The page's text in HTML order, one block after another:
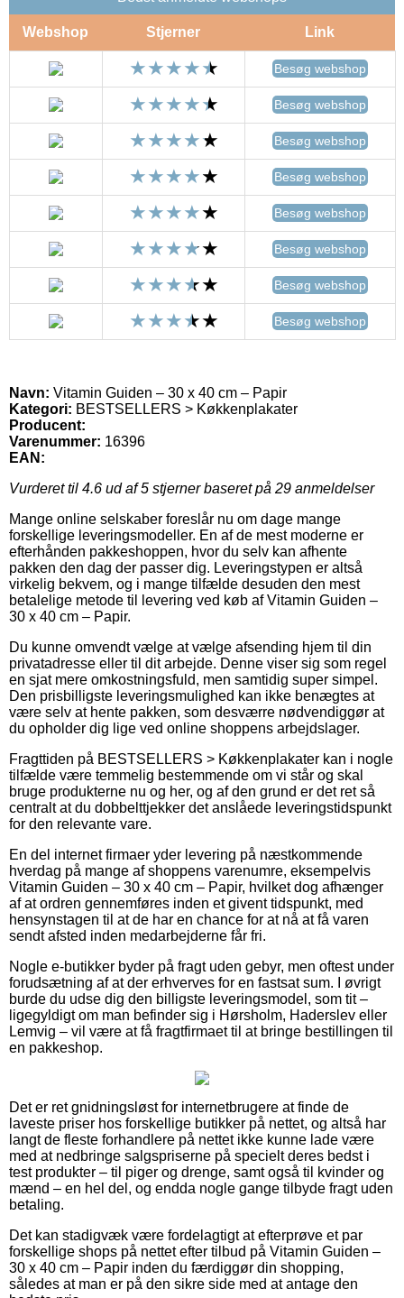
Webshop Stjerner Link
Besøg webshop
Besøg webshop
Besøg webshop
Besøg webshop
Besøg webshop
Besøg webshop
Besøg webshop
Besøg webshop
Navn: Vitamin Guiden – 30 x 40 cm – Papir
Kategori: BESTSELLERS > Køkkenplakater
Producent:
Varenummer: 16396
EAN:
Vurderet til 4.6 ud af 5 stjerner baseret på 29 anmeldelser
Mange online selskaber foreslår nu om dage mange
forskellige leveringsmodeller. En af de mest moderne er
efterhånden pakkeshoppen, hvor du selv kan afhente
pakken den dag der passer dig. Leveringstypen er altså
virkelig bekvem, og i mange tilfælde desuden den mest
betalelige metode til levering ved køb af Vitamin Guiden –
30 x 40 cm – Papir.
Du kunne omvendt vælge at vælge afsending hjem til din
privatadresse eller til dit arbejde. Denne viser sig som regel
en sjat mere omkostningsfuld, men samtidig super simpel.
Den prisbilligste leveringsmulighed kan ikke benægtes at
være selv at hente pakken, som desværre nødvendiggør at
du opholder dig lige ved online shoppens arbejdslager.
Fragttiden på BESTSELLERS > Køkkenplakater kan i nogle
tilfælde være temmelig bestemmende om vi står og skal
bruge produkterne nu og her, og af den grund er det ret så
centralt at du dobbelttjekker det anslåede leveringstidspunkt
for den relevante vare.
En del internet firmaer yder levering på næstkommende
hverdag på mange af shoppens varenumre, eksempelvis
Vitamin Guiden – 30 x 40 cm – Papir, hvilket dog afhænger
af at ordren gennemføres inden et givent tidspunkt, med
hensynstagen til at de har en chance for at nå at få varen
sendt afsted inden medarbejderne får fri.
Nogle e-butikker byder på fragt uden gebyr, men oftest under
forudsætning af at der erhverves for en fastsat sum. I øvrigt
burde du udse dig den billigste leveringsmodel, som tit –
ligegyldigt om man befinder sig i Hørsholm, Haderslev eller
Lemvig – vil være at få fragtfirmaet til at bringe bestillingen til
en pakkeshop.
Det er ret gnidningsløst for internetbrugere at finde de
laveste priser hos forskellige butikker på nettet, og altså har
langt de fleste forhandlere på nettet ikke kunne lade være
med at nedbringe salgspriserne på specielt deres bedst i
test produkter – til piger og drenge, samt også til kvinder og
mænd – en hel del, og endda nogle gange tilbyde fragt uden
betaling.
Det kan stadigvæk være fordelagtigt at efterprøve et par
forskellige shops på nettet efter tilbud på Vitamin Guiden –
30 x 40 cm – Papir inden du færdiggør din shopping,
således at man er på den sikre side med at antage den